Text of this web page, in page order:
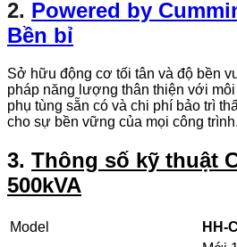
2. Powered by
Bền bỉ
Sở hữu động cơ tối tân và độ bền
pháp năng lượng thân thiện với
phụ tùng sẵn có và chi phí bảo trì
cho sự bền vững của mọi công trình.
3. Thông số kỹ thuật
500kVA
Model
HH-